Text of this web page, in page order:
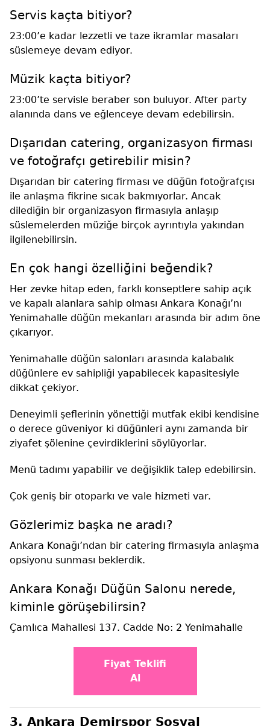
Servis kaçta bitiyor?
23:00’e kadar lezzetli ve taze ikramlar masaları
süslemeye devam ediyor.
Müzik kaçta bitiyor?
23:00’te servisle beraber son buluyor. After party
alanında dans ve eğlenceye devam edebilirsin.
Dışarıdan catering, organizasyon firması
ve fotoğrafçı getirebilir misin?
Dışarıdan bir catering firması ve düğün fotoğrafçısı
ile anlaşma fikrine sıcak bakmıyorlar. Ancak
dilediğin bir organizasyon firmasıyla anlaşıp
süslemelerden müziğe birçok ayrıntıyla yakından
ilgilenebilirsin.
En çok hangi özelliğini beğendik?
Her zevke hitap eden, farklı konseptlere sahip açık
ve kapalı alanlara sahip olması Ankara Konağı’nı
Yenimahalle düğün mekanları arasında bir adım öne
çıkarıyor.
Yenimahalle düğün salonları arasında kalabalık
düğünlere ev sahipliği yapabilecek kapasitesiyle
dikkat çekiyor.
Deneyimli şeflerinin yönettiği mutfak ekibi kendisine
o derece güveniyor ki düğünleri aynı zamanda bir
ziyafet şölenine çevirdiklerini söylüyorlar.
Menü tadımı yapabilir ve değişiklik talep edebilirsin.
Çok geniş bir otoparkı ve vale hizmeti var.
Gözlerimiz başka ne aradı?
Ankara Konağı’ndan bir catering firmasıyla anlaşma
opsiyonu sunması beklerdik.
Ankara Konağı Düğün Salonu nerede,
kiminle görüşebilirsin?
Çamlıca Mahallesi 137. Cadde No: 2 Yenimahalle
Fiyat Teklifi
Al
3. Ankara Demirspor Sosyal